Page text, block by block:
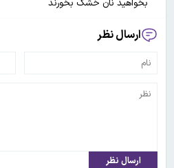
بخواهید نان خشک بخورند
ارسال نظر
ارسال نظر